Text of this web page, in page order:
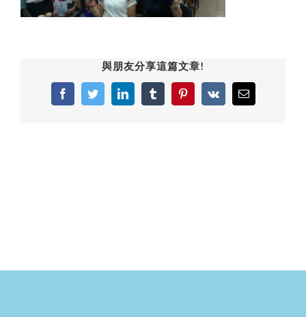
與朋友分享這篇文章!
FacebookTwitterLinkedInTumblrPinterest
Vk Email: